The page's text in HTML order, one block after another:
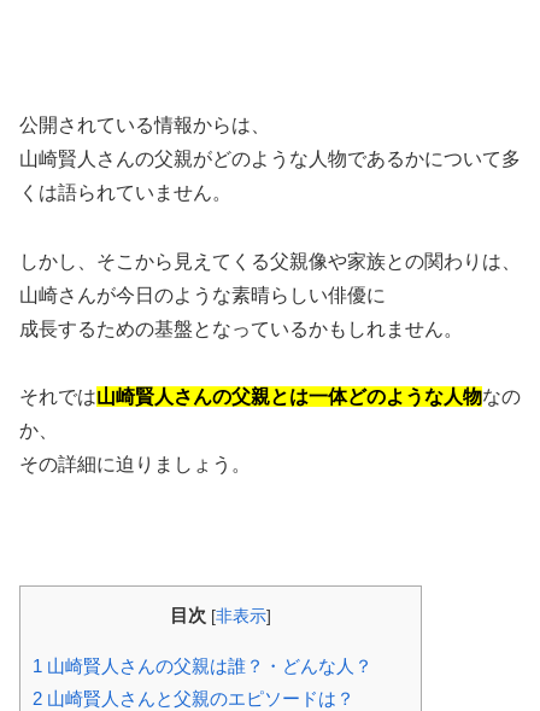
公開されている情報からは、
山崎賢人さんの父親がどのような人物であるかについて多
くは語られていません。
しかし、そこから見えてくる父親像や家族との関わりは、
山崎さんが今日のような素晴らしい俳優に
成長するための基盤となっているかもしれません。
それでは山崎賢人さんの父親とは一体どのような人物なの
か、
その詳細に迫りましょう。
目次 [非表示]
1 山崎賢人さんの父親は誰？・どんな人？
2 山崎賢人さんと父親のエピソードは？